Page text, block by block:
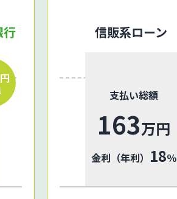
行 信販系ローン
支払い総額
163万円
金利（年利） 18％